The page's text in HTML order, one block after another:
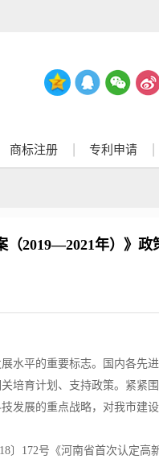
商标注册 专利申请
（2019—2021年）》政
水平的重要标志。国内各先
培育计划、支持政策。紧紧
发展的重点战略，对我市建
〕172号《河南省首次认定